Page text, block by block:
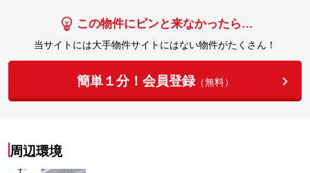
この物件にピンと来なかったら…
当サイトには大手物件サイトにはない物件がたくさん！
簡単１分！会員登録（無料）
周辺環境